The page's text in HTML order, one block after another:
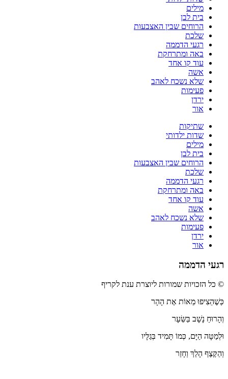
מילים
בית לבן
הרוחים שבין האצבעות
שלכת
רגעי הדממה
באה ומתרחקת
עוד קו אחד
אשה
שלא נשכח לאהב
פעימות
ירדן
אור
שתיקות
שדות ילדותי
מילים
בית לבן
הרוחים שבין האצבעות
שלכת
רגעי הדממה
באה ומתרחקת
עוד קו אחד
אשה
שלא נשכח לאהב
פעימות
ירדן
אור
רגעי הדממה
© כל הזכויות שמורות ליוצרת ענת לקריף
כְּשֶׁהֵצִיפוּ מֵאוֹת אֶת הָהָר
וְהָרוּחַ נָשָׁב בַּשֵּׂעָר
וּלְמַטָּה הַיָּם, כְּמוֹ תָּמִיד בְּגַלָּיו
וְהַקֶּצֶף הָלַךְ וְחָזַר